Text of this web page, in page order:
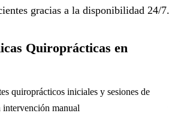
gracias a la disponibilidad 24/7.
Quiroprácticas en
quiroprácticos iniciales y sesiones de
intervención manual